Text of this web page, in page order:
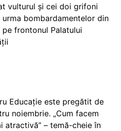
vulturul și cei doi grifoni
bombardamentelor din
pe frontonul Palatului
Educație este pregătit de
noiembrie. „Cum facem
atractivă” – temă-cheie în